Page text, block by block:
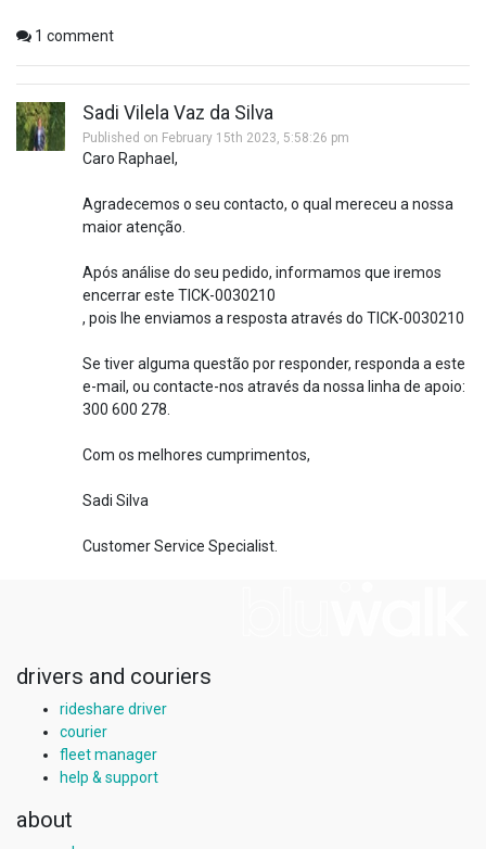
1 comment
Sadi Vilela Vaz da Silva
Published on February 15th 2023, 5:58:26 pm
Caro Raphael,
Agradecemos o seu contacto, o qual mereceu a nossa
maior atenção.
Após análise do seu pedido, informamos que iremos
encerrar este TICK-0030210
, pois lhe enviamos a resposta através do TICK-0030210
Se tiver alguma questão por responder, responda a este
e-mail, ou contacte-nos através da nossa linha de apoio:
300 600 278.
Com os melhores cumprimentos,
Sadi Silva
Customer Service Specialist.
drivers and couriers
rideshare driver
courier
fleet manager
help & support
about